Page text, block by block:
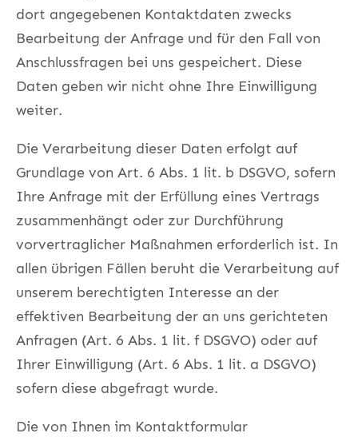
dort angegebenen Kontaktdaten zwecks
Bearbeitung der Anfrage und für den Fall von
Anschlussfragen bei uns gespeichert. Diese
Daten geben wir nicht ohne Ihre Einwilligung
weiter.
Die Verarbeitung dieser Daten erfolgt auf
Grundlage von Art. 6 Abs. 1 lit. b DSGVO, sofern
Ihre Anfrage mit der Erfüllung eines Vertrags
zusammenhängt oder zur Durchführung
vorvertraglicher Maßnahmen erforderlich ist. In
allen übrigen Fällen beruht die Verarbeitung auf
unserem berechtigten Interesse an der
effektiven Bearbeitung der an uns gerichteten
Anfragen (Art. 6 Abs. 1 lit. f DSGVO) oder auf
Ihrer Einwilligung (Art. 6 Abs. 1 lit. a DSGVO)
sofern diese abgefragt wurde.
Die von Ihnen im Kontaktformular